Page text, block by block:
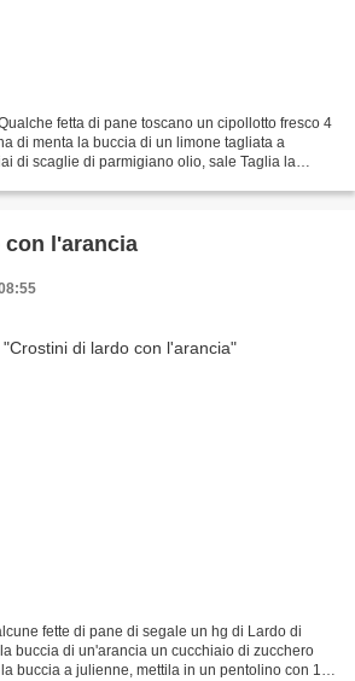
fetta di pane toscano un cipollotto fresco 4
di menta la buccia di un limone tagliata a
di scaglie di parmigiano olio, sale Taglia la
l'arancia
fette di pane di segale un hg di Lardo di
buccia di un'arancia un cucchiaio di zucchero
buccia a julienne, mettila in un pentolino con 1/2